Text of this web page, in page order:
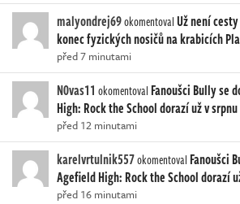
malyondrej69okomentovalUž není
konec fyzických nosičů na krabicích
před 7 minutami
N0vas11 okomentoval Fanoušci Bully se
High: Rock the School dorazí už v srpnu
před 12 minutami
karelvrtulnik557okomentoval Fanoušci
Agefield High: Rock the School dorazí
před 16 minutami